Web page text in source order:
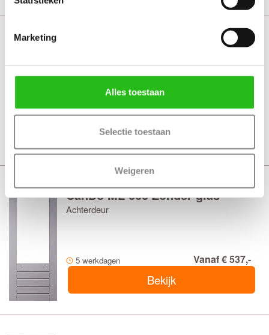
Marketing
Alles toestaan
Selectie toestaan
Weigeren
5 werkdagen Vanaf € 838,-
Bekijk
CanDo ML 666 Zonder glas
Achterdeur
5 werkdagen Vanaf € 537,-
Bekijk